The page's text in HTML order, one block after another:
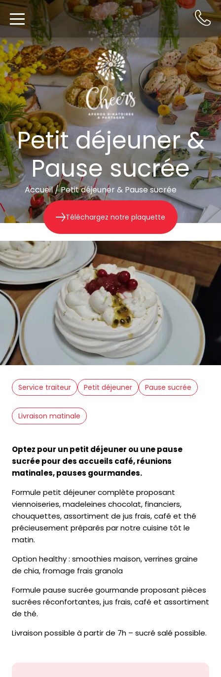
Accueil/Petit déjeuner & Pause sucrée
Petit déjeuner &
Pause sucrée
Téléchargez notre plaquette
Service traiteur Petit déjeuner Pause sucrée
Livraison matinale
Optez pour un petit déjeuner ou une pause
sucrée pour des accueils café, réunions
matinales, pauses gourmandes.
Formule petit déjeuner complète proposant
viennoiseries, madeleines chocolat, financiers,
chouquettes, assortiment de jus frais, café et thé
précieusement préparés par notre cuisine tôt le
matin.
Option healthy : smoothies maison, verrines graine
de chia, fromage frais granola
Formule pause sucrée gourmande proposant pièces
sucrées réconfortantes, jus frais, café et assortiment
de thé.
Livraison possible à partir de 7h – sucré salé possible.